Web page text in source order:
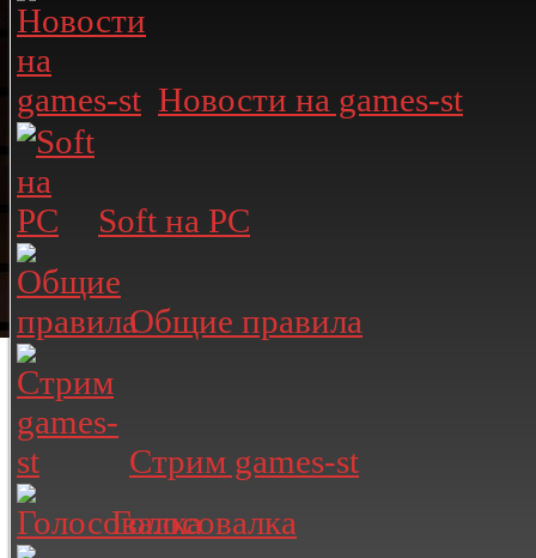
Новости на games-st
Soft на PC
Общие правила
Стрим games-st
Голосовалка